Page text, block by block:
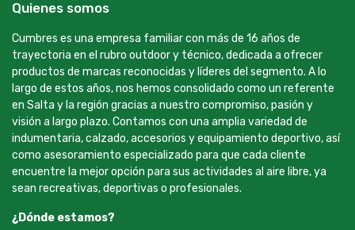
Quienes somos
Cumbres es una empresa familiar con más de 16 años de
trayectoria en el rubro outdoor y técnico, dedicada a ofrecer
productos de marcas reconocidas y líderes del segmento. A lo
largo de estos años, nos hemos consolidado como un referente
en Salta y la región gracias a nuestro compromiso, pasión y
visión a largo plazo. Contamos con una amplia variedad de
indumentaria, calzado, accesorios y equipamiento deportivo, así
como asesoramiento especializado para que cada cliente
encuentre la mejor opción para sus actividades al aire libre, ya
sean recreativas, deportivas o profesionales.
¿Dónde estamos?